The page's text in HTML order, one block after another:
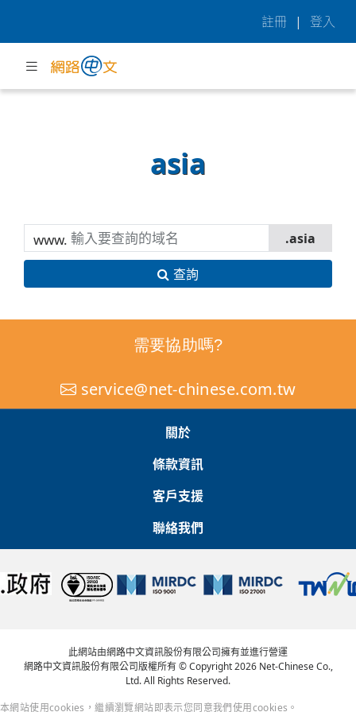
註冊 | 登入
asia
www.
查詢
需要協助嗎?
service@net-chinese.com.tw
關於
條款資訊
客戶支援
聯絡我們
此網站由網路中文資訊股份有限公司擁有並進行營運
網路中文資訊股份有限公司版權所有 © Copyright 2026 Net-Chinese Co.,
Ltd. All Rights Reserved.
本網站使用cookies，繼續瀏覽網站即表示您同意我們使用cookies。